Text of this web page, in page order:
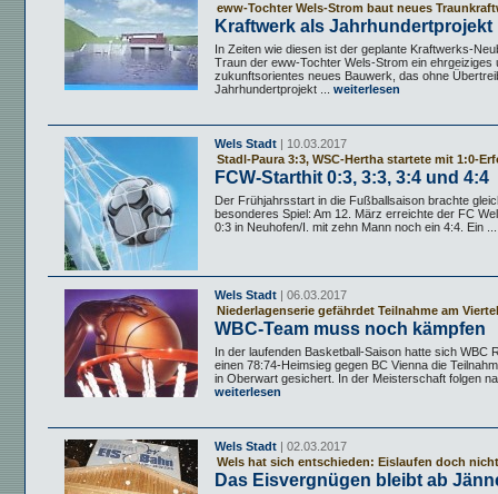
eww-Tochter Wels-Strom baut neues
Kraftwerk als Jahrhundertprojekt
In Zeiten wie diesen ist der geplante Kraftwerks-
Traun der eww-Tochter Wels-Strom ein ehrgeiziges
zukunftsorientes neues Bauwerk, das ohne
Jahrhundertprojekt ...
weiterlesen
Wels Stadt | 10.03.2017
Stadl-Paura 3:3, WSC-Hertha startete mit 1:0-
FCW-Starthit 0:3, 3:3, 3:4 und 4:4
Der Frühjahrsstart in die Fußballsaison brachte
besonderes Spiel: Am 12. März erreichte der FC
0:3 in Neuhofen/I. mit zehn Mann noch ein 4:4. Ein ...
Wels Stadt | 06.03.2017
Niederlagenserie gefährdet Teilnahme am
WBC-Team muss noch kämpfen
In der laufenden Basketball-Saison hatte sich WBC
einen 78:74-Heimsieg gegen BC Vienna die
in Oberwart gesichert. In der Meisterschaft folgen
weiterlesen
Wels Stadt | 02.03.2017
Wels hat sich entschieden: Eislaufen doch
Das Eisvergnügen bleibt ab